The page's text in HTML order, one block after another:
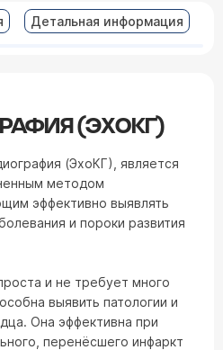
Детальная информация
(ЭХОКГ)
(ЭхоКГ), является
методом
эффективно выявлять
и пороки развития
и не требует много
выявить патологии и
Она эффективна при
перенёсшего инфаркт